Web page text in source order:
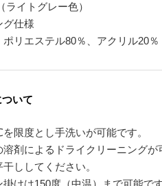
ライトグレー色）
グ仕様
リエステル80％、アクリル20％
いて
限度とし手洗いが可能です。
溶剤によるドライクリーニングが
干ししてください。
掛けは150度（中温）まで可能です